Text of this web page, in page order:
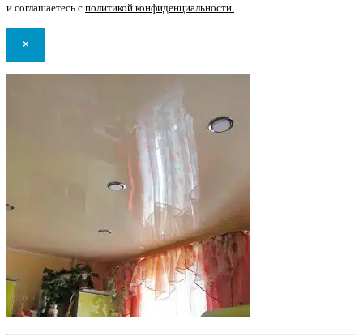
и соглашаетесь с политикой конфиденциальности
×